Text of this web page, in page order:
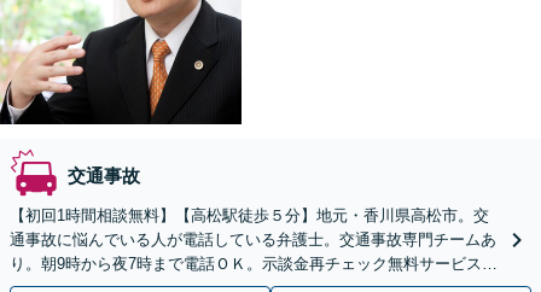
交通事故
【初回1時間相談無料】【高松駅徒歩５分】地元・香川県高松市。交
通事故に悩んでいる人が電話している弁護士。交通事故専門チームあ
り。朝9時から夜7時まで電話ＯＫ。示談金再チェック無料サービスあ
り。後遺障害の認定手続き対応。話しやすい弁護士。